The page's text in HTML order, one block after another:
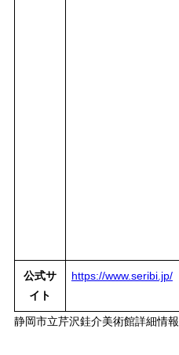
公式サ
イト
https://www.seribi.jp/
静岡市立芹沢銈介美術館詳細情報